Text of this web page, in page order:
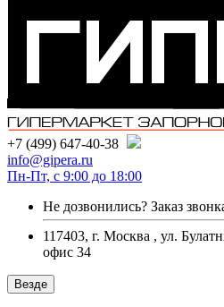
+7 (499) 647-40-38
info@gipera.ru
Пн-Пт, с 9:00 до 18:00
Не дозвонились? Заказ
117403, г. Москва , ул.
офис 34
Везде